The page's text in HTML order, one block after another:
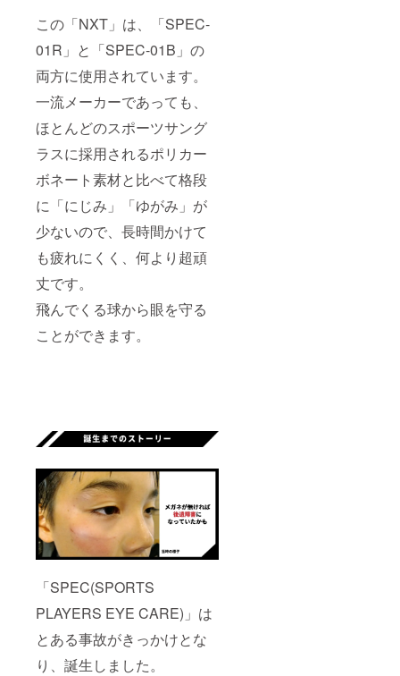
この「NXT」は、「SPEC-
01R」と「SPEC-01B」の
両方に使用されています。
一流メーカーであっても、
ほとんどのスポーツサング
ラスに採用されるポリカー
ボネート素材と比べて格段
に「にじみ」「ゆがみ」が
少ないので、長時間かけて
も疲れにくく、何より超頑
丈です。
飛んでくる球から眼を守る
ことができます。
「SPEC(SPORTS
PLAYERS EYE CARE)」は
とある事故がきっかけとな
り、誕生しました。